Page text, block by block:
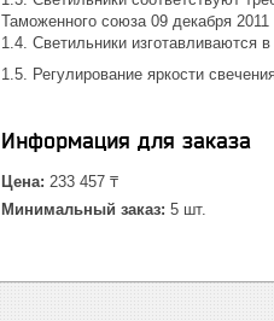
Таможенного союза 09 декабря
1.4. Светильники изготавливаются
1.5. Регулирование яркости
Информация для заказа
Цена: 233 457 ₸
Минимальный заказ: 5 шт.